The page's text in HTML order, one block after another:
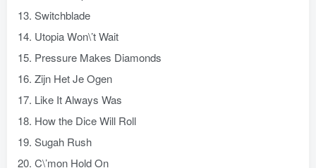
13. Switchblade
14. Utopia Won\’t Wait
15. Pressure Makes Diamonds
16. Zijn Het Je Ogen
17. Like It Always Was
18. How the Dice Will Roll
19. Sugah Rush
20. C\’mon Hold On